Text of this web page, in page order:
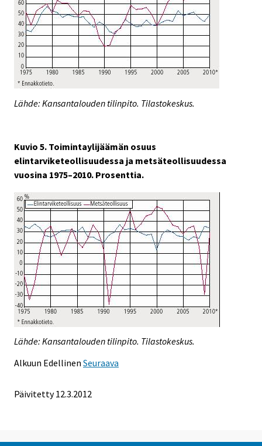
Lähde: Kansantalouden tilinpito. Tilastokeskus.
Kuvio 5. Toimintaylijäämän osuus
elintarviketeollisuudessa ja metsäteollisuudessa
vuosina 1975–2010. Prosenttia.
Lähde: Kansantalouden tilinpito. Tilastokeskus.
Alkuun Edellinen Seuraava
Päivitetty 12.3.2012